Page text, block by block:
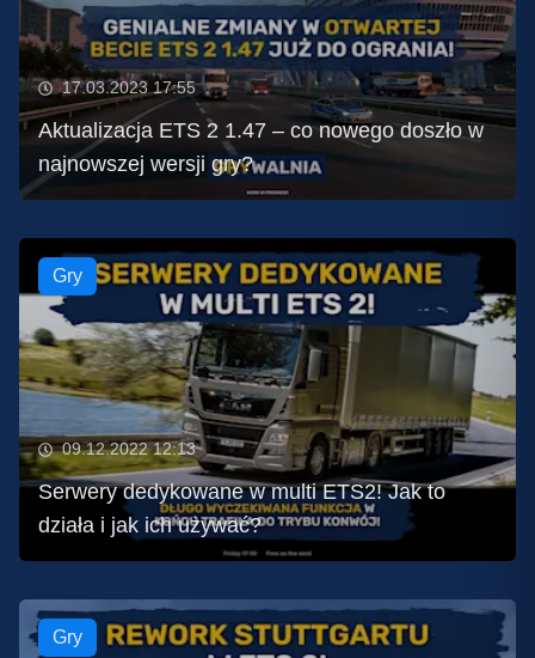
17.03.2023 17:55
Aktualizacja ETS 2 1.47 – co nowego doszło w
najnowszej wersji gry?
Gry
09.12.2022 12:13
Serwery dedykowane w multi ETS2! Jak to
działa i jak ich używać?
Gry